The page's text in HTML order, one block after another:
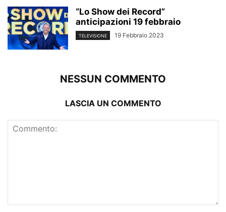
“Lo Show dei Record”
anticipazioni 19 febbraio
TELEVISIONE 19 Febbraio 2023
NESSUN COMMENTO
LASCIA UN COMMENTO